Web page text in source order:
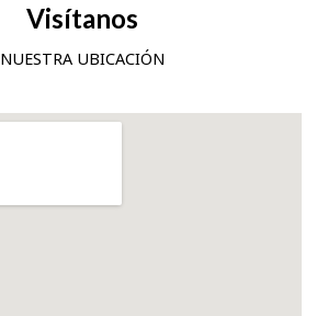
Visítanos
NUESTRA UBICACIÓN